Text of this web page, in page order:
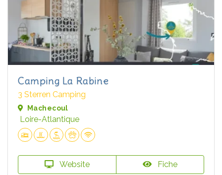
Camping La Rabine
3 Sterren Camping
Machecoul
Loire-Atlantique
Website Fiche